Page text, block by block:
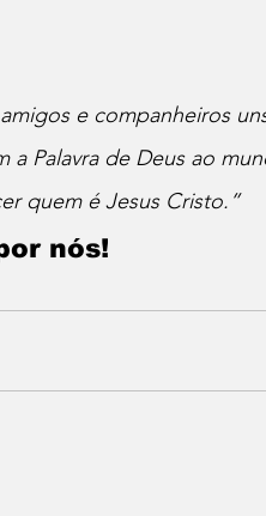
e companheiros
a Palavra de Deus ao
quem é Jesus Cristo.”
nós!